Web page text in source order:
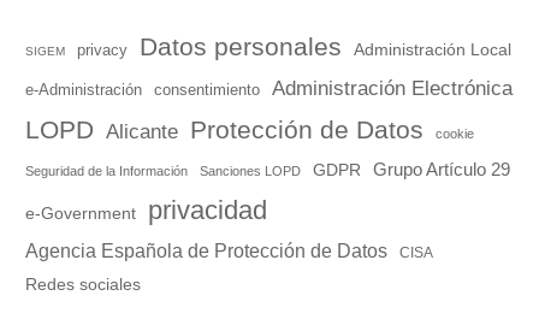
SIGEM privacy Datos personales Administración Local
e-Administración consentimiento Administración Electrónica
LOPD Alicante Protección de Datos cookie
Seguridad de la Información Sanciones LOPD GDPR Grupo Artículo 29
e-Government privacidad
Agencia Española de Protección de Datos CISA
Redes sociales